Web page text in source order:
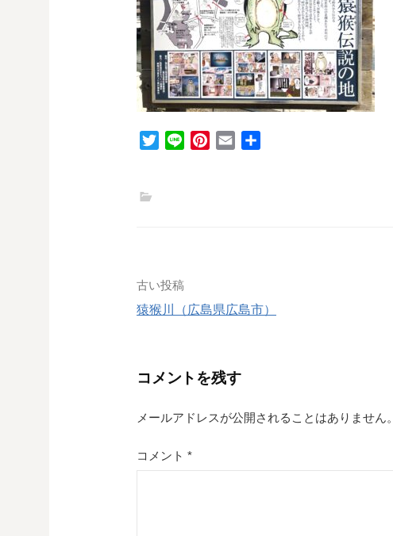
投
稿
ビ
ゲ
ー
古い投稿
猿猴川（広島県広島市）
コメントを残す
メールアドレスが公開されることはありません。
コメント *